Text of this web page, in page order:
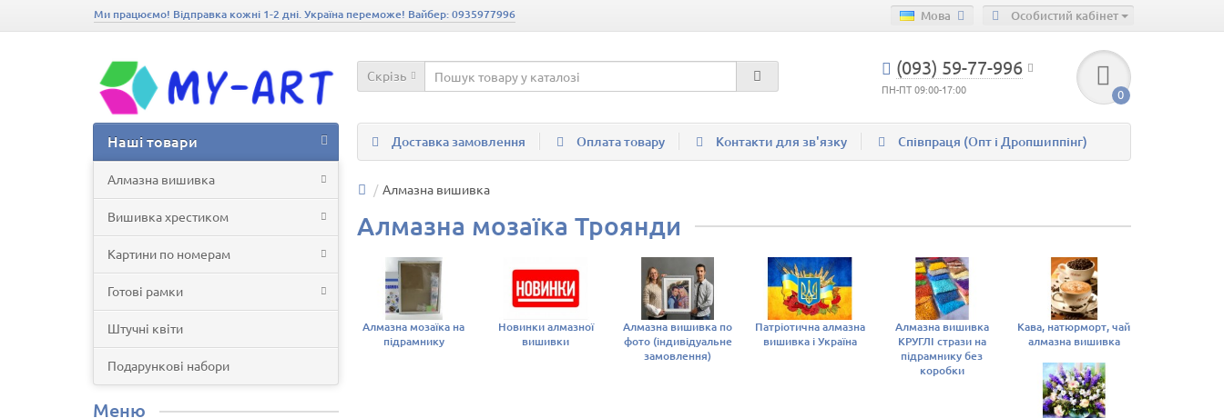
Особистий кабінет
Мова
Ми працюємо! Відправка кожні 1-2 дні. Україна переможе! Вайбер: 0935977996
(093) 59-77-996
ПН-ПТ 09:00-17:00 0
Скрізь
Доставка замовлення Оплата товару Контакти для зв'язку Співпраця (Опт і Дропшиппінг)
Наші товари
Алмазна вишивка
Вишивка хрестиком
Картини по номерам
Готові рамки
Штучні квіти
Подарункові набори
Алмазна вишивка
Меню
Алмазна мозаїка Троянди
Алмазна мозаїка на
підрамнику
Новинки алмазної
вишивки
Алмазна вишивка по
фото (індивідуальне
замовлення)
Патріотична алмазна
вишивка і Україна
Алмазна вишивка
КРУГЛІ стрази на
підрамнику без
коробки
Кава, натюрморт, чай
алмазна вишивка